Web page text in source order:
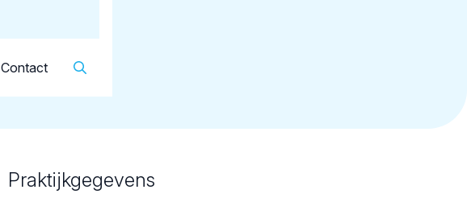
Contact
Praktijkgegevens